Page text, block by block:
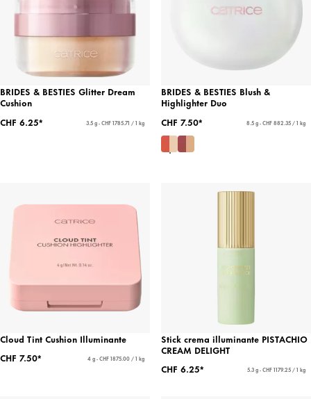
BRIDES & BESTIES Glitter Dream
Cushion
CHF 6.25*
3.5 g - CHF 1785.71 / 1 kg
BRIDES & BESTIES Blush &
Highlighter Duo
CHF 7.50*
8.5 g - CHF 882.35 / 1 kg
Cloud Tint Cushion Illuminante
CHF 7.50*
4 g - CHF 1875.00 / 1 kg
Stick crema illuminante PISTACHIO
CREAM DELIGHT
CHF 6.25*
5.3 g - CHF 1179.25 / 1 kg